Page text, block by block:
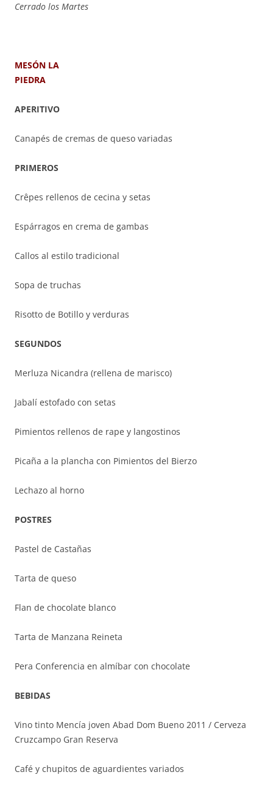
Cerrado los Martes
MESÓN LA
PIEDRA
APERITIVO
Canapés de cremas de queso variadas
PRIMEROS
Crêpes rellenos de cecina y setas
Espárragos en crema de gambas
Callos al estilo tradicional
Sopa de truchas
Risotto de Botillo y verduras
SEGUNDOS
Merluza Nicandra (rellena de marisco)
Jabalí estofado con setas
Pimientos rellenos de rape y langostinos
Picaña a la plancha con Pimientos del Bierzo
Lechazo al horno
POSTRES
Pastel de Castañas
Tarta de queso
Flan de chocolate blanco
Tarta de Manzana Reineta
Pera Conferencia en almíbar con chocolate
BEBIDAS
Vino tinto Mencía joven Abad Dom Bueno 2011 / Cerveza
Cruzcampo Gran Reserva
Café y chupitos de aguardientes variados